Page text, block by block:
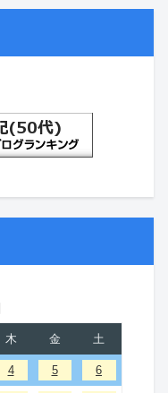
木 金 土
4 5 6